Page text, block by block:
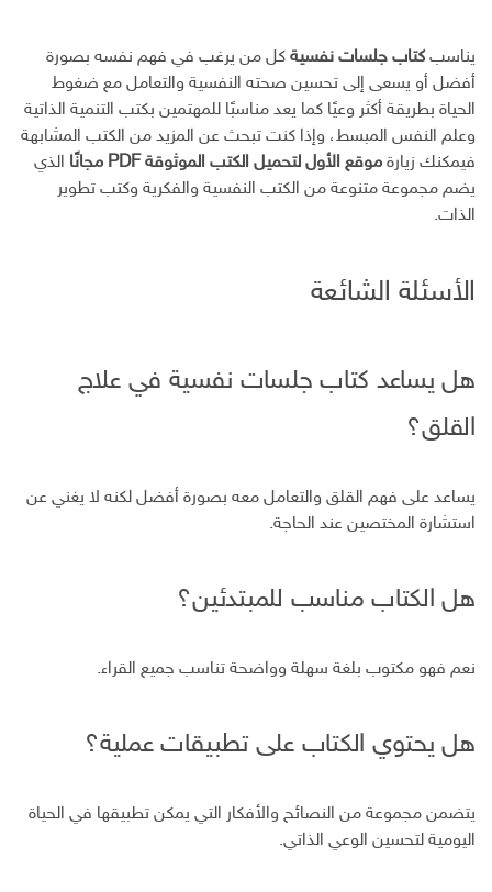
يناسب كتاب جلسات نفسية كل من يرغب في فهم نفسه بصورة
أفضل أو يسعى إلى تحسين صحته النفسية والتعامل مع ضغوط
الحياة بطريقة أكثر وعيًا كما يعد مناسبًا للمهتمين بكتب التنمية الذاتية
وعلم النفس المبسط، وإذا كنت تبحث عن المزيد من الكتب المشابهة
فيمكنك زيارة موقع الأول لتحميل الكتب الموثوقة PDF مجانًا
الذي
يضم مجموعة متنوعة من الكتب النفسية والفكرية وكتب تطوير
الذات.
الأسئلة الشائعة
هل يساعد كتاب جلسات نفسية في علاج
القلق؟
يساعد على فهم القلق والتعامل معه بصورة أفضل لكنه لا يغني عن
استشارة المختصين عند الحاجة.
هل الكتاب مناسب للمبتدئين؟
نعم فهو مكتوب بلغة سهلة وواضحة تناسب جميع القراء.
هل يحتوي الكتاب على تطبيقات عملية؟
يتضمن مجموعة من النصائح والأفكار التي يمكن تطبيقها في الحياة
اليومية لتحسين الوعي الذاتي.